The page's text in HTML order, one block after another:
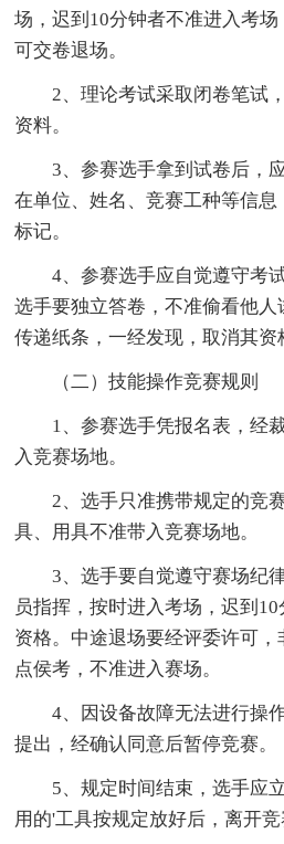
场，迟到10分钟者不准进入考
可交卷退场。
2、理论考试采取闭卷笔试，
资料。
3、参赛选手拿到试卷后，应
在单位、姓名、竞赛工种等信
标记。
4、参赛选手应自觉遵守考试
选手要独立答卷，不准偷看他
传递纸条，一经发现，取消其资
（二）技能操作竞赛规则
1、参赛选手凭报名表，经裁
入竞赛场地。
2、选手只准携带规定的竞赛
具、用具不准带入竞赛场地。
3、选手要自觉遵守赛场纪律
员指挥，按时进入考场，迟到
资格。中途退场要经评委许可
点侯考，不准进入赛场。
4、因设备故障无法进行操作
提出，经确认同意后暂停竞赛。
5、规定时间结束，选手应立
用的'工具按规定放好后，离开竞